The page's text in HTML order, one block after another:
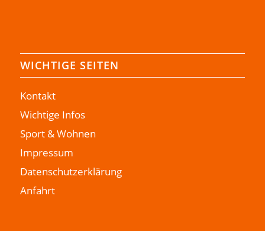
WICHTIGE SEITEN
Kontakt
Wichtige Infos
Sport & Wohnen
Impressum
Datenschutzerklärung
Anfahrt